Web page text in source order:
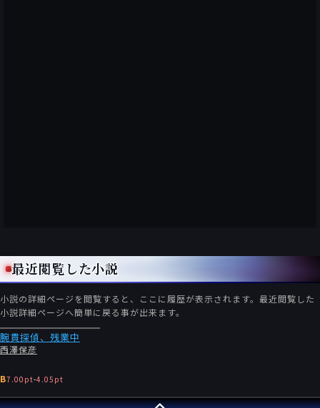
最近閲覧した小説
小説の詳細ページを閲覧すると、ここに履歴が表示されます。最近閲覧した
小説詳細ページへ簡単に戻る事が出来ます。
腕貫探偵、残業中
西澤保彦
B7.00pt-4.05pt